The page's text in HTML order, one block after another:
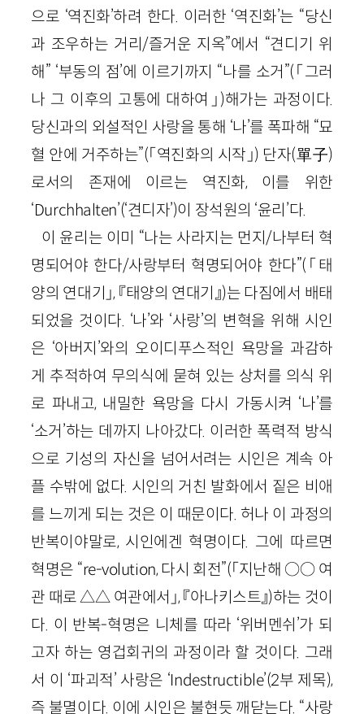
으로 ‘역진화’하려 한다. 이러한 ‘역진화’는 “당신
과 조우하는 거리/즐거운 지옥”에서 “견디기 위
해” ‘부동의 점’에 이르기까지 “나를 소거”(「그러
나 그 이후의 고통에 대하여」)해가는 과정이다.
당신과의 외설적인 사랑을 통해 ‘나’를 폭파해 “묘
혈 안에 거주하는”(「역진화의 시작」) 단자(單子)
로서의 존재에 이르는 역진화, 이를 위한
‘Durchhalten’(‘견디자’)이 장석원의 ‘윤리’다.
이 윤리는 이미 “나는 사라지는 먼지/나부터 혁
명되어야 한다/사랑부터 혁명되어야 한다”(「태
양의 연대기」, 『태양의 연대기』)는 다짐에서 배태
되었을 것이다. ‘나’와 ‘사랑’의 변혁을 위해 시인
은 ‘아버지’와의 오이디푸스적인 욕망을 과감하
게 추적하여 무의식에 묻혀 있는 상처를 의식 위
로 파내고, 내밀한 욕망을 다시 가동시켜 ‘나’를
‘소거’하는 데까지 나아갔다. 이러한 폭력적 방식
으로 기성의 자신을 넘어서려는 시인은 계속 아
플 수밖에 없다. 시인의 거친 발화에서 짙은 비애
를 느끼게 되는 것은 이 때문이다. 허나 이 과정의
반복이야말로, 시인에겐 혁명이다. 그에 따르면
혁명은 “re-volution, 다시 회전”(「지난해 ○○ 여
관 때로 △△ 여관에서」, 『아나키스트』)하는 것이
다. 이 반복-혁명은 니체를 따라 ‘위버멘쉬’가 되
고자 하는 영겁회귀의 과정이라 할 것이다. 그래
서 이 ‘파괴적’ 사랑은 ‘Indestructible’(2부 제목),
즉 불멸이다. 이에 시인은 불현듯 깨닫는다. “사랑